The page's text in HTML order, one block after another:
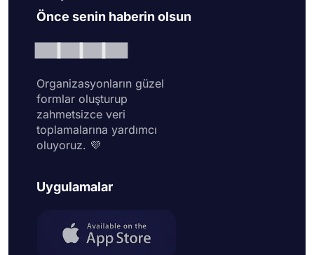
Önce senin haberin olsun
Organizasyonların güzel
formlar oluşturup
zahmetsizce veri
toplamalarına yardımcı
oluyoruz. 💜
Uygulamalar